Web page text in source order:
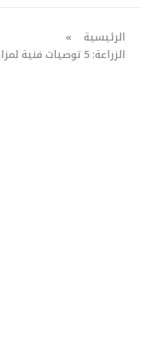
الرئيسية
»
الزراعة: 5 توصيات فنية لمزارعي قصب السكر خلال شهر أكتوبر